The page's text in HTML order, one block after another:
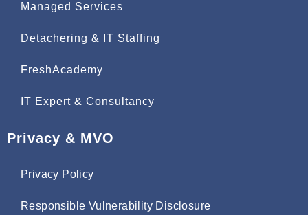
Managed Services
Detachering & IT Staffing
FreshAcademy
IT Expert & Consultancy
Privacy & MVO
Privacy Policy
Responsible Vulnerability Disclosure